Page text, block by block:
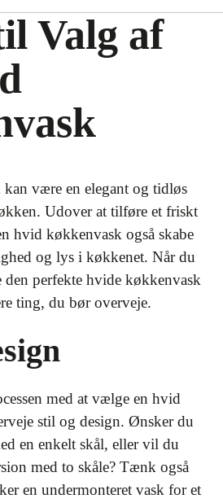
Valg af
være en elegant og tidløs
Udover at tilføre et friskt
hvid køkkenvask også skabe
og lys i køkkenet. Når du
perfekte hvide køkkenvask
ting, du bør overveje.
med at vælge en hvid
stil og design. Ønsker du
en enkelt skål, eller vil du
med to skåle? Tænk også
en undermonteret vask for et